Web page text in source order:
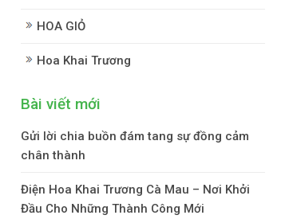
HOA GIỎ
Hoa Khai Trương
Bài viết mới
Gửi lời chia buồn đám tang sự đồng cảm
chân thành
Điện Hoa Khai Trương Cà Mau – Nơi Khởi
Đầu Cho Những Thành Công Mới